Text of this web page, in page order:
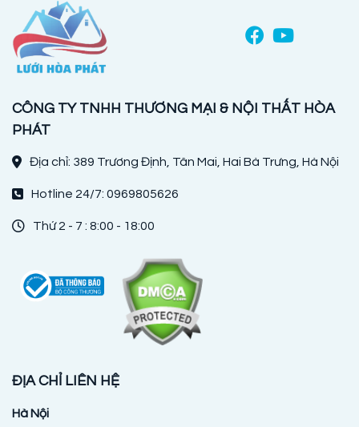
CÔNG TY TNHH THƯƠNG MẠI & NỘI THẤT HÒA
PHÁT
Địa chỉ: 389 Trương Định, Tân Mai, Hai Bà Trưng, Hà Nội
Hotline 24/7: 0969805626
Thứ 2 - 7 : 8:00 - 18:00
ĐỊA CHỈ LIÊN HỆ
Hà Nội